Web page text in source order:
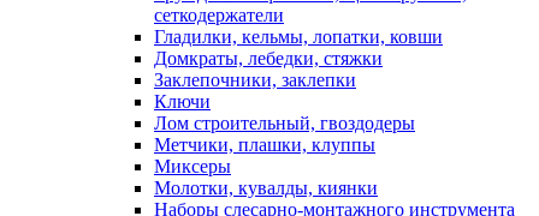
сеткодержатели
Гладилки, кельмы, лопатки, ковши
Домкраты, лебедки, стяжки
Заклепочники, заклепки
Ключи
Лом строительный, гвоздодеры
Метчики, плашки, клуппы
Миксеры
Молотки, кувалды, киянки
Наборы слесарно-монтажного инструмента